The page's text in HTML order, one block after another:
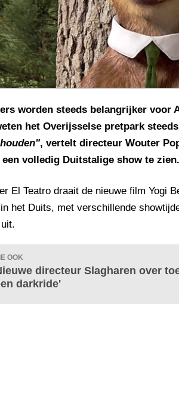
worden steeds belangrijker voor
het Overijsselse pretpark
, vertelt directeur Wouter
volledig Duitstalige show te zien.
El Teatro draait de nieuwe film Yogi
het Duits, met verschillende
OOK
directeur Slagharen over
darkride'